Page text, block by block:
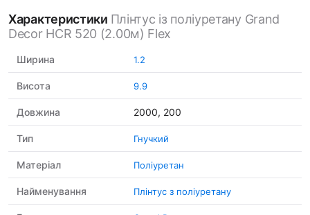
Характеристики Плінтус із поліуретану Grand
Decor HCR 520 (2.00м) Flex
Ширина 1.2
Висота 9.9
Довжина 2000, 200
Тип Гнучкий
Матеріал Поліуретан
Найменування Плінтус з поліуретану